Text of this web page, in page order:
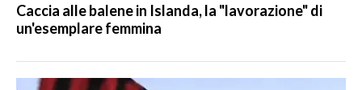
Caccia alle balene in Islanda, la "lavorazione" di
un'esemplare femmina